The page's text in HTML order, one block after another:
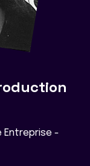
Entreprise -